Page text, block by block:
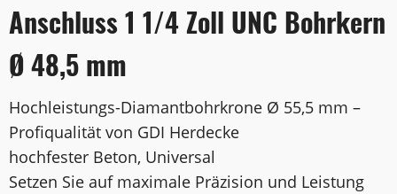
Anschluss 1 1/4 Zoll UNC Bohrkern
Ø 48,5 mm
Hochleistungs-Diamantbohrkrone Ø 55,5 mm –
Profiqualität von GDI Herdecke
hochfester Beton, Universal
Setzen Sie auf maximale Präzision und Leistung